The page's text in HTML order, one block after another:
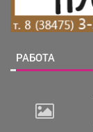
РАБОТА